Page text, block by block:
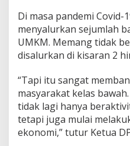
a
k
B
a
n
u
M
a
s
y
a
Di masa pandemi Covid-
menyalurkan sejumlah
UMKM. Memang tidak
disalurkan di kisaran 2
“Tapi itu sangat
masyarakat kelas
tidak lagi hanya
tetapi juga mulai
ekonomi,” tutur Ketua